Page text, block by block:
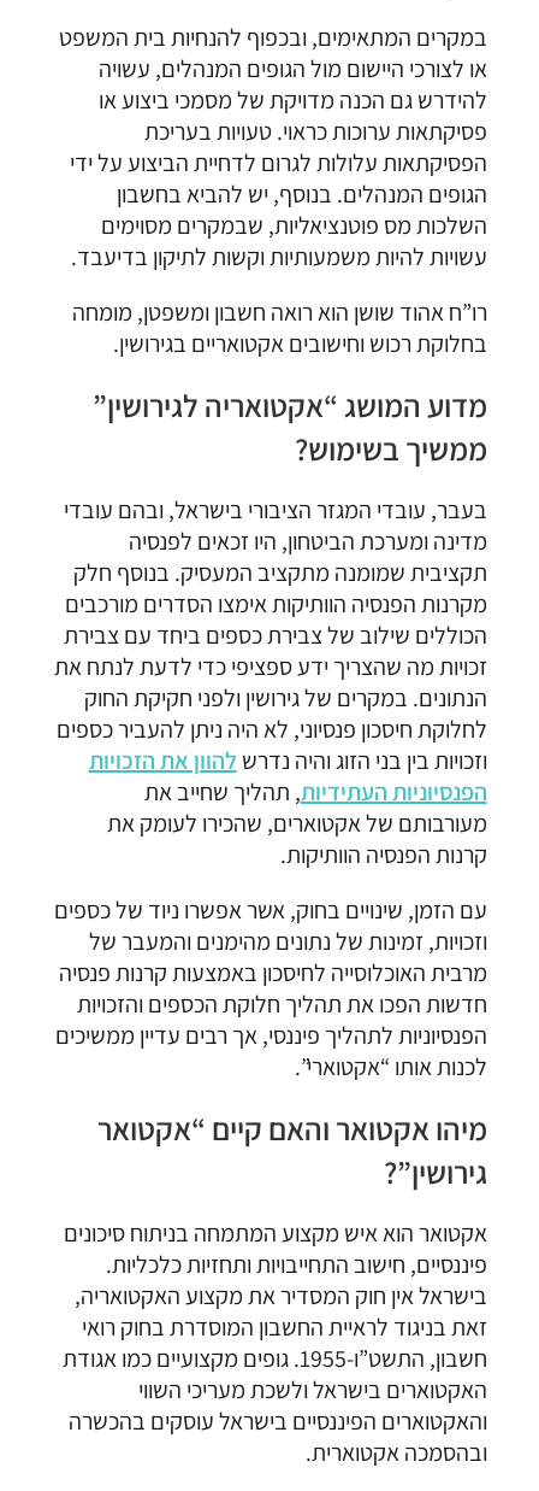
במקרים המתאימים, ובכפוף להנחיות בית המשפט
או לצורכי היישום מול הגופים המנהלים, עשויה
להידרש גם הכנה מדויקת של מסמכי ביצוע או
פסיקתאות ערוכות כראוי. טעויות בעריכת
הפסיקתאות עלולות לגרום לדחיית הביצוע על ידי
הגופים המנהלים. בנוסף, יש להביא בחשבון
השלכות מס פוטנציאליות, שבמקרים מסוימים
עשויות להיות משמעותיות וקשות לתיקון בדיעבד.
רו”ח אהוד שושן הוא רואה חשבון ומשפטן, מומחה
בחלוקת רכוש וחישובים אקטואריים בגירושין.
מדוע המושג “אקטואריה לגירושין”
ממשיך בשימוש?
בעבר, עובדי המגזר הציבורי בישראל, ובהם עובדי
מדינה ומערכת הביטחון, היו זכאים לפנסיה
תקציבית שמומנה מתקציב המעסיק. בנוסף חלק
מקרנות הפנסיה הוותיקות אימצו הסדרים מורכבים
הכוללים שילוב של צבירת כספים ביחד עם צבירת
זכויות מה שהצריך ידע ספציפי כדי לדעת לנתח את
הנתונים. במקרים של גירושין ולפני חקיקת החוק
לחלוקת חיסכון פנסיוני, לא היה ניתן להעביר כספים
וזכויות בין בני הזוג והיה נדרש להוון את הזכויות
הפנסיוניות העתידיות, תהליך שחייב את
מעורבותם של אקטוארים, שהכירו לעומק את
קרנות הפנסיה הוותיקות.
עם הזמן, שינויים בחוק, אשר אפשרו ניוד של כספים
וזכויות, זמינות של נתונים מהימנים והמעבר של
מרבית האוכלוסייה לחיסכון באמצעות קרנות פנסיה
חדשות הפכו את תהליך חלוקת הכספים והזכויות
הפנסיוניות לתהליך פיננסי, אך רבים עדיין ממשיכים
לכנות אותו “אקטוארי”.
מיהו אקטואר והאם קיים “אקטואר
גירושין”?
אקטואר הוא איש מקצוע המתמחה בניתוח סיכונים
פיננסיים, חישוב התחייבויות ותחזיות כלכליות.
בישראל אין חוק המסדיר את מקצוע האקטואריה,
זאת בניגוד לראיית החשבון המוסדרת בחוק רואי
חשבון, התשט”ו-1955. גופים מקצועיים כמו אגודת
האקטוארים בישראל ולשכת מעריכי השווי
והאקטוארים הפיננסיים בישראל עוסקים בהכשרה
ובהסמכה אקטוארית.